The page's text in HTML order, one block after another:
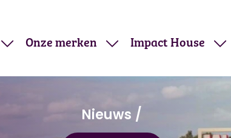
Onze merken Impact House
Nieuws